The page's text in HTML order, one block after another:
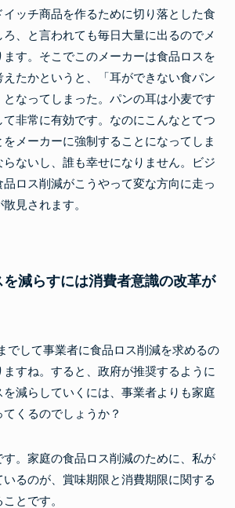
イッチ商品を作るために切り落とした食
、と言われても毎日大量に出るのでメ
す。そこでこのメーカーは食品ロスを
たかというと、「耳ができない食パン
なってしまった。パンの耳は小麦です
非常に有効です。なのにこんなとてつ
メーカーに強制することになってしま
らないし、誰も幸せになりません。ビジ
ロス削減がこうやって変な方向に走っ
見されます。
減らすには消費者意識の改革が
でして事業者に食品ロス削減を求めるの
すね。すると、政府が推奨するように
減らしていくには、事業者よりも家庭
くるのでしょうか？
す。家庭の食品ロス削減のために、私が
るのが、賞味期限と消費期限に関する
とです。